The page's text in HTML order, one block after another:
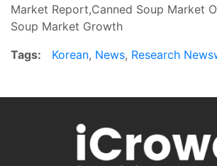
Market Report,Canned Soup Market
Soup Market Growth
Tags:
Korean, News, Research